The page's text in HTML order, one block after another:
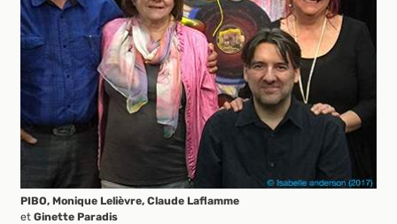
PIBO, Monique Lelièvre, Claude Laflamme
et Ginette Paradis